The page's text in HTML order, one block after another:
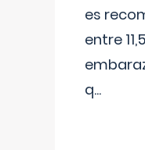
es
entre
q...